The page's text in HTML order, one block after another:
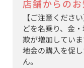
買取
店舗からの
【ご注意くださ
どを名乗り、金
欺が増加してい
地金の購入を促
ん。